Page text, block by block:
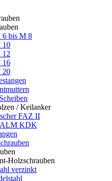
6 bis M 8
10
12
16
20
/ Keilanker
FAZ II
KDK
Holzschrauben
verzinkt